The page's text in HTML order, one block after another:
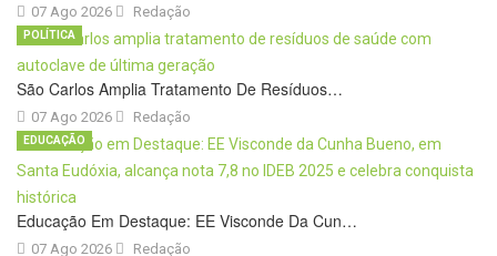
07 Ago 2026 Redação
São Carlos Amplia Tratamento De Resíduos…
07 Ago 2026
POLÍTICA
Redação
Educação Em Destaque: EE Visconde Da Cun…
07 Ago 2026
EDUCAÇÃO
Redação